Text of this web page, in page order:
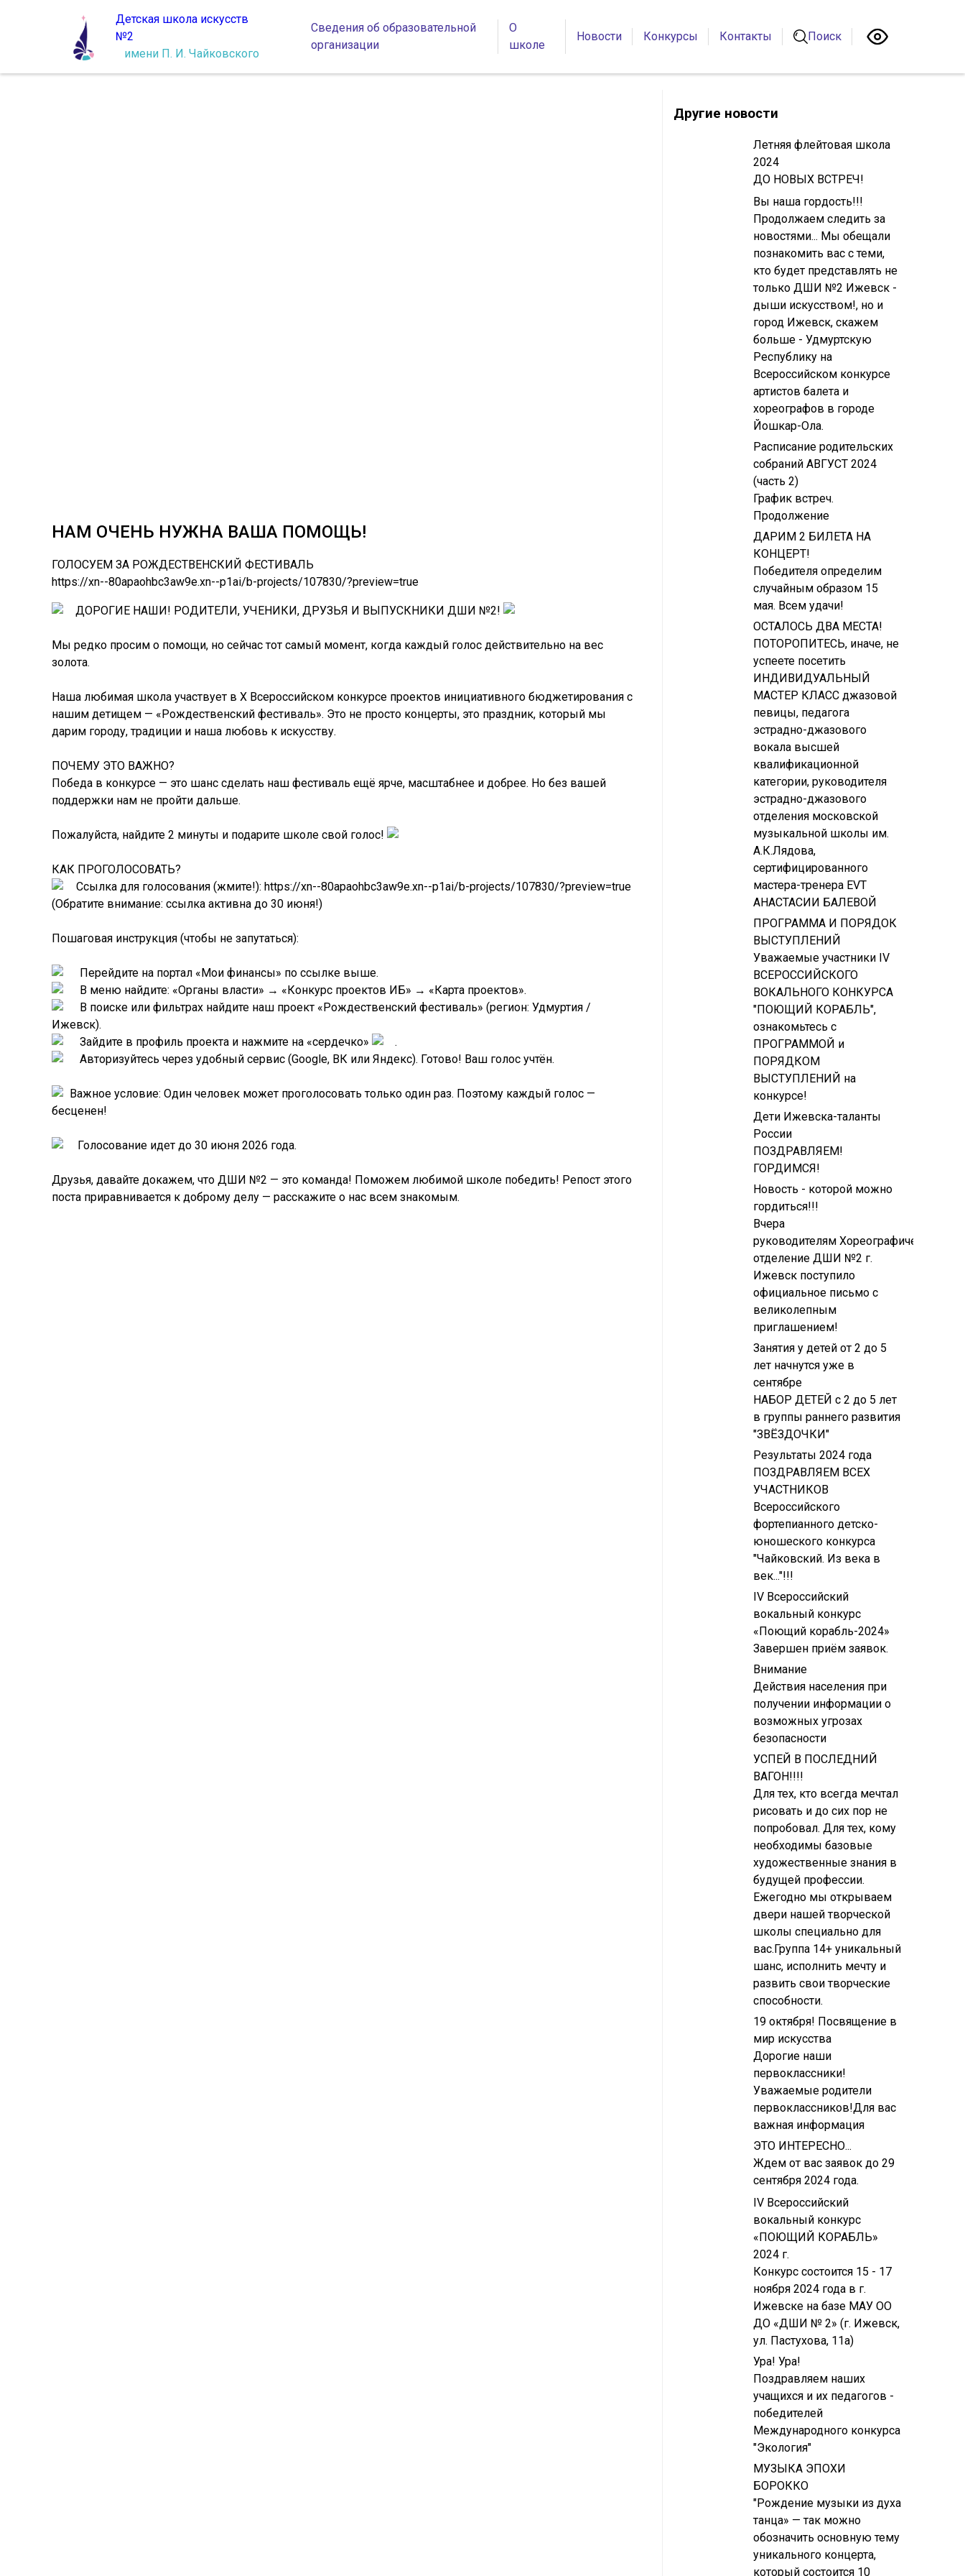
Детская школа искусств
№2
имени П. И. Чайковского
Сведения об образовательной
организации
О
школе
Новости Конкурсы Контакты Поиск
НАМ ОЧЕНЬ НУЖНА ВАША ПОМОЩЬ!
ГОЛОСУЕМ ЗА РОЖДЕСТВЕНСКИЙ ФЕСТИВАЛЬ
https://xn--80apaohbc3aw9e.xn--p1ai/b-projects/107830/?preview=true
ДОРОГИЕ НАШИ! РОДИТЕЛИ, УЧЕНИКИ, ДРУЗЬЯ И ВЫПУСКНИКИ ДШИ №2!
Мы редко просим о помощи, но сейчас тот самый момент, когда каждый голос действительно на вес
золота.
Наша любимая школа участвует в X Всероссийском конкурсе проектов инициативного бюджетирования с
нашим детищем — «Рождественский фестиваль». Это не просто концерты, это праздник, который мы
дарим городу, традиции и наша любовь к искусству.
ПОЧЕМУ ЭТО ВАЖНО?
Победа в конкурсе — это шанс сделать наш фестиваль ещё ярче, масштабнее и добрее. Но без вашей
поддержки нам не пройти дальше.
Пожалуйста, найдите 2 минуты и подарите школе свой голос!
КАК ПРОГОЛОСОВАТЬ?
Ссылка для голосования (жмите!): https://xn--80apaohbc3aw9e.xn--p1ai/b-projects/107830/?preview=true
(Обратите внимание: ссылка активна до 30 июня!)
Пошаговая инструкция (чтобы не запутаться):
Перейдите на портал «Мои финансы» по ссылке выше.
В меню найдите: «Органы власти» → «Конкурс проектов ИБ» → «Карта проектов».
В поиске или фильтрах найдите наш проект «Рождественский фестиваль» (регион: Удмуртия /
Ижевск).
Зайдите в профиль проекта и нажмите на «сердечко»
.
Авторизуйтесь через удобный сервис (Google, ВК или Яндекс). Готово! Ваш голос учтён.
Важное условие: Один человек может проголосовать только один раз. Поэтому каждый голос —
бесценен!
Голосование идет до 30 июня 2026 года.
Друзья, давайте докажем, что ДШИ №2 — это команда! Поможем любимой школе победить! Репост этого
поста приравнивается к доброму делу — расскажите о нас всем знакомым.
Другие новости
Летняя флейтовая школа
2024
ДО НОВЫХ ВСТРЕЧ!
Вы наша гордость!!!
Продолжаем следить за
новостями... Мы обещали
познакомить вас с теми,
кто будет представлять не
только ДШИ №2 Ижевск -
дыши искусством!, но и
город Ижевск, скажем
больше - Удмуртскую
Республику на
Всероссийском конкурсе
артистов балета и
хореографов в городе
Йошкар-Ола.
Расписание родительских
собраний АВГУСТ 2024
(часть 2)
График встреч.
Продолжение
ДАРИМ 2 БИЛЕТА НА
КОНЦЕРТ!
Победителя определим
случайным образом 15
мая. Всем удачи!
ОСТАЛОСЬ ДВА МЕСТА!
ПОТОРОПИТЕСЬ, иначе, не
успеете посетить
ИНДИВИДУАЛЬНЫЙ
МАСТЕР КЛАСС джазовой
певицы, педагога
эстрадно-джазового
вокала высшей
квалификационной
категории, руководителя
эстрадно-джазового
отделения московской
музыкальной школы им.
А.К.Лядова,
сертифицированного
мастера-тренера EVT
АНАСТАСИИ БАЛЕВОЙ
ПРОГРАММА И ПОРЯДОК
ВЫСТУПЛЕНИЙ
Уважаемые участники IV
ВСЕРОССИЙСКОГО
ВОКАЛЬНОГО КОНКУРСА
"ПОЮЩИЙ КОРАБЛЬ",
ознакомьтесь с
ПРОГРАММОЙ и
ПОРЯДКОМ
ВЫСТУПЛЕНИЙ на
конкурсе!
Дети Ижевска-таланты
России
ПОЗДРАВЛЯЕМ!
ГОРДИМСЯ!
Новость - которой можно
гордиться!!!
Вчера
руководителям Хореографическое
отделение ДШИ №2 г.
Ижевск поступило
официальное письмо с
великолепным
приглашением!
Занятия у детей от 2 до 5
лет начнутся уже в
сентябре
НАБОР ДЕТЕЙ с 2 до 5 лет
в группы раннего развития
"ЗВЁЗДОЧКИ"
Результаты 2024 года
ПОЗДРАВЛЯЕМ ВСЕХ
УЧАСТНИКОВ
Всероссийского
фортепианного детско-
юношеского конкурса
"Чайковский. Из века в
век..."!!!
IV Всероссийский
вокальный конкурс
«Поющий корабль-2024»
Завершен приём заявок.
Внимание
Действия населения при
получении информации о
возможных угрозах
безопасности
УСПЕЙ В ПОСЛЕДНИЙ
ВАГОН!!!!
Для тех, кто всегда мечтал
рисовать и до сих пор не
попробовал. Для тех, кому
необходимы базовые
художественные знания в
будущей профессии.
Ежегодно мы открываем
двери нашей творческой
школы специально для
вас.Группа 14+ уникальный
шанс, исполнить мечту и
развить свои творческие
способности.
19 октября! Посвящение в
мир искусства
Дорогие наши
первоклассники!
Уважаемые родители
первоклассников!Для вас
важная информация
ЭТО ИНТЕРЕСНО...
Ждем от вас заявок до 29
сентября 2024 года.
IV Всероссийский
вокальный конкурс
«ПОЮЩИЙ КОРАБЛЬ»
2024 г.
Конкурс состоится 15 - 17
ноября 2024 года в г.
Ижевске на базе МАУ ОО
ДО «ДШИ № 2» (г. Ижевск,
ул. Пастухова, 11а)
Ура! Ура!
Поздравляем наших
учащихся и их педагогов -
победителей
Международного конкурса
"Экология"
МУЗЫКА ЭПОХИ
БОРОККО
"Рождение музыки из духа
танца» — так можно
обозначить основную тему
уникального концерта,
который состоится 10